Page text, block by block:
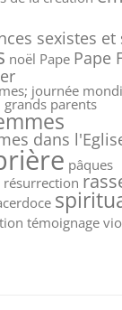
sexistes et
noël Pape Pape
journée
grands parents
dans
pâques
résurrection
témoignage